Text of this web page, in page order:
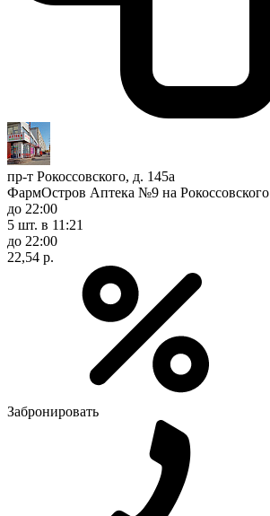
пр-т Рокоссовского, д. 145а
ФармОстров Аптека №9 на Рокоссовского
до 22:00
5 шт. в 11:21
до 22:00
22,54 р.
Забронировать